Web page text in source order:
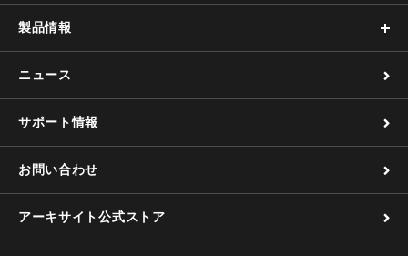
製品情報
ニュース
サポート情報
お問い合わせ
アーキサイト公式ストア